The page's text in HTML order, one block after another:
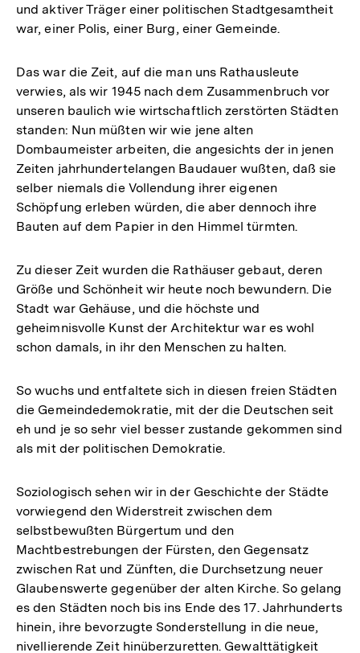
und aktiver Träger einer politischen Stadtgesamtheit
war, einer Polis, einer Burg, einer Gemeinde.
Das war die Zeit, auf die man uns Rathausleute
verwies, als wir 1945 nach dem Zusammenbruch vor
unseren baulich wie wirtschaftlich zerstörten Städten
standen: Nun müßten wir wie jene alten
Dombaumeister arbeiten, die angesichts der in jenen
Zeiten jahrhundertelangen Baudauer wußten, daß sie
selber niemals die Vollendung ihrer eigenen
Schöpfung erleben würden, die aber dennoch ihre
Bauten auf dem Papier in den Himmel türmten.
Zu dieser Zeit wurden die Rathäuser gebaut, deren
Größe und Schönheit wir heute noch bewundern. Die
Stadt war Gehäuse, und die höchste und
geheimnisvolle Kunst der Architektur war es wohl
schon damals, in ihr den Menschen zu halten.
So wuchs und entfaltete sich in diesen freien Städten
die Gemeindedemokratie, mit der die Deutschen seit
eh und je so sehr viel besser zustande gekommen sind
als mit der politischen Demokratie.
Soziologisch sehen wir in der Geschichte der Städte
vorwiegend den Widerstreit zwischen dem
selbstbewußten Bürgertum und den
Machtbestrebungen der Fürsten, den Gegensatz
zwischen Rat und Zünften, die Durchsetzung neuer
Glaubenswerte gegenüber der alten Kirche. So gelang
es den Städten noch bis ins Ende des 17. Jahrhunderts
hinein, ihre bevorzugte Sonderstellung in die neue,
nivellierende Zeit hinüberzuretten. Gewalttätigkeit